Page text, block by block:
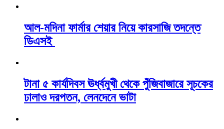
আল-মদিনা ফার্মার শেয়ার নিয়ে কারসাজি তদন্তে
ডিএসই
টানা ৫ কার্যদিবস ঊর্ধ্বমুখী থেকে পুঁজিবাজারে সূচকের
ঢালাও দরপতন, লেনদেনে ভাটা